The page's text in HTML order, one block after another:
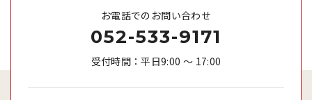
お電話でのお問い合わせ
052-533-9171
受付時間：平日9:00 ～ 17:00